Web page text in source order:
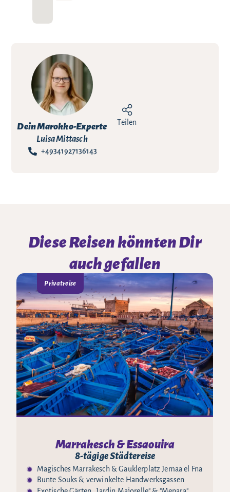
Dein Marokko-Experte
Luisa Mittasch
+49341927136143
Teilen
Diese Reisen könnten Dir
auch gefallen
Privatreise
Marrakesch & Essaouira
8-tägige Städtereise
Magisches Marrakesch & Gauklerplatz Jemaa el Fna
Bunte Souks & verwinkelte Handwerksgassen